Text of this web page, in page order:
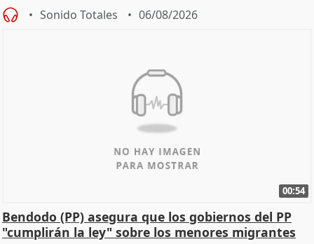
Sonido Totales 06/08/2026
00:54
Bendodo (PP) asegura que los gobiernos del PP
"cumplirán la ley" sobre los menores migrantes